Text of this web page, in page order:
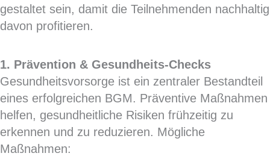
gestaltet sein, damit die Teilnehmenden nachhaltig
davon profitieren.
1. Prävention & Gesundheits-Checks
Gesundheitsvorsorge ist ein zentraler Bestandteil
eines erfolgreichen BGM. Präventive Maßnahmen
helfen, gesundheitliche Risiken frühzeitig zu
erkennen und zu reduzieren. Mögliche
Maßnahmen: